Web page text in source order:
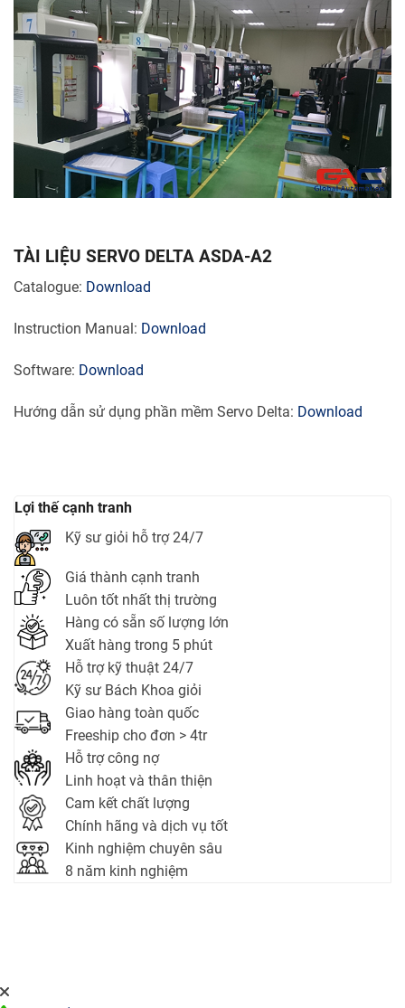
Lợi thế cạnh tranh
Kỹ sư giỏi hỗ trợ 24/7
Giá thành cạnh tranh
Luôn tốt nhất thị trường
Hàng có sẵn số lượng lớn
Xuất hàng trong 5 phút
Hỗ trợ kỹ thuật 24/7
Kỹ sư Bách Khoa giỏi
Giao hàng toàn quốc
Freeship cho đơn > 4tr
Hỗ trợ công nợ
Linh hoạt và thân thiện
Cam kết chất lượng
Chính hãng và dịch vụ tốt
Kinh nghiệm chuyên sâu
8 năm kinh nghiệm
TÀI LIỆU SERVO DELTA ASDA-A2
Catalogue: Download
Instruction Manual: Download
Software: Download
Hướng dẫn sử dụng phần mềm Servo Delta: Download